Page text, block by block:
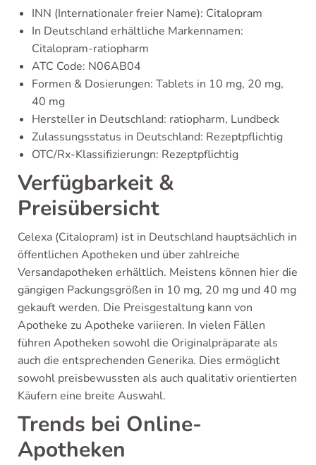
INN (Internationaler freier Name): Citalopram
In Deutschland erhältliche Markennamen:
Citalopram-ratiopharm
ATC Code: N06AB04
Formen & Dosierungen: Tablets in 10 mg, 20 mg,
40 mg
Hersteller in Deutschland: ratiopharm, Lundbeck
Zulassungsstatus in Deutschland: Rezeptpflichtig
OTC/Rx-Klassifizierungn: Rezeptpflichtig
Verfügbarkeit &
Preisübersicht
Celexa (Citalopram) ist in Deutschland hauptsächlich in
öffentlichen Apotheken und über zahlreiche
Versandapotheken erhältlich. Meistens können hier die
gängigen Packungsgrößen in 10 mg, 20 mg und 40 mg
gekauft werden. Die Preisgestaltung kann von
Apotheke zu Apotheke variieren. In vielen Fällen
führen Apotheken sowohl die Originalpräparate als
auch die entsprechenden Generika. Dies ermöglicht
sowohl preisbewussten als auch qualitativ orientierten
Käufern eine breite Auswahl.
Trends bei Online-
Apotheken